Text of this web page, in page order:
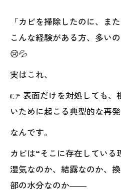
「カビを掃除したのに、ま
こんな経験がある方、多い
😢💦
実はこれ、
👉 表面だけを対処しても、
いために起こる典型的な再
なんです。
カビは“そこに存在している
湿気なのか、結露なのか、
部の水分なのか――